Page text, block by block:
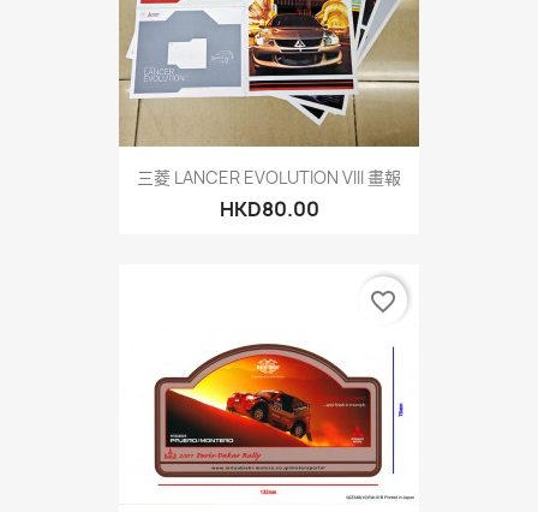
三菱 LANCER EVOLUTION VIII 畫報
HKD80.00
favorite_border